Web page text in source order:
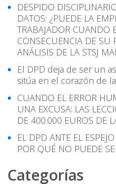
DESPIDO
DATOS: ¿PUEDE LA
TRABAJADOR CUANDO
CONSECUENCIA DE SU
ANÁLISIS DE LA STSJ
El DPD deja de ser un
sitúa en el corazón de
CUANDO EL ERROR
UNA EXCUSA: LAS
DE 400.000 EUROS DE
EL DPD ANTE EL
POR QUÉ NO PUEDE
Categorías